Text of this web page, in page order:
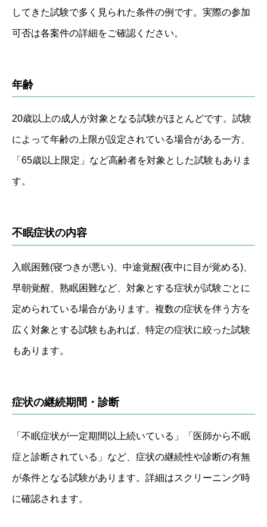
してきた試験で多く見られた条件の例です。実際の参加
可否は各案件の詳細をご確認ください。
年齢
20歳以上の成人が対象となる試験がほとんどです。試験
によって年齢の上限が設定されている場合がある一方、
「65歳以上限定」など高齢者を対象とした試験もありま
す。
不眠症状の内容
入眠困難(寝つきが悪い)、中途覚醒(夜中に目が覚める)、
早朝覚醒、熟眠困難など、対象とする症状が試験ごとに
定められている場合があります。複数の症状を伴う方を
広く対象とする試験もあれば、特定の症状に絞った試験
もあります。
症状の継続期間・診断
「不眠症状が一定期間以上続いている」「医師から不眠
症と診断されている」など、症状の継続性や診断の有無
が条件となる試験があります。詳細はスクリーニング時
に確認されます。